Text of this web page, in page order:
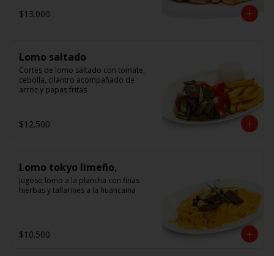
$13.000
Lomo saltado
Cortes de lomo saltado con tomate,
cebolla, cilantro acompañado de
arroz y papas fritas
$12.500
Lomo tokyo limeño,
Jugoso lomo a la plancha con finas
hierbas y tallarines a la huancaina
$10.500